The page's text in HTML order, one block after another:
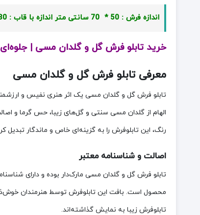
اندازه فرش : 50 * 70 سانتی متر اندازه با قاب : 80 * 100 سانتی متر
خرید تابلو فرش گل و گلدان مسی |
معرفی تابلو فرش گل و گلدان مسی
تابلو فرش گل و گلدان مسی یک اثر هنری نفیس و
الهام از گلدان مسی سنتی و گل‌های زیبا، حس گرما و
رنگ، این تابلوفرش را به گزینه‌ای خاص و ماندگار تبدیل
اصالت و شناسنامه معتبر
تابلو فرش گل و گلدان مسی مارک‌دار بوده و دارای
محصول است. بافت این تابلوفرش توسط هنرمندان
تابلوفرش زیبا به نمایش گذاشته‌اند.